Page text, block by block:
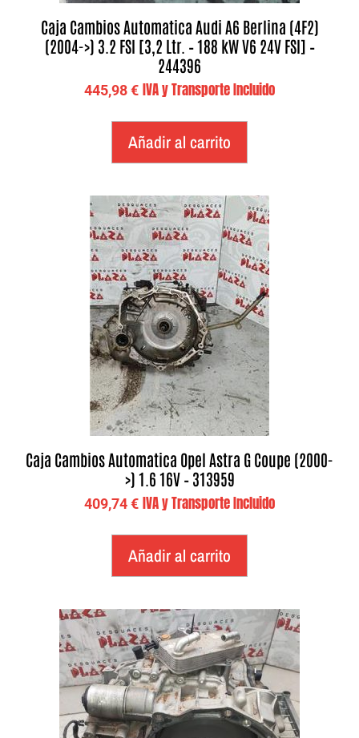
Caja Cambios Automatica Audi A6 Berlina (4F2)
(2004->) 3.2 FSI [3,2 Ltr. – 188 kW V6 24V FSI] –
244396
445,98€ IVA y Transporte Incluido
Añadir al carrito
Caja Cambios Automatica Opel Astra G Coupe (2000-
>) 1.6 16V – 313959
409,74€ IVA y Transporte Incluido
Añadir al carrito